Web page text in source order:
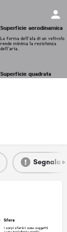
Segnala